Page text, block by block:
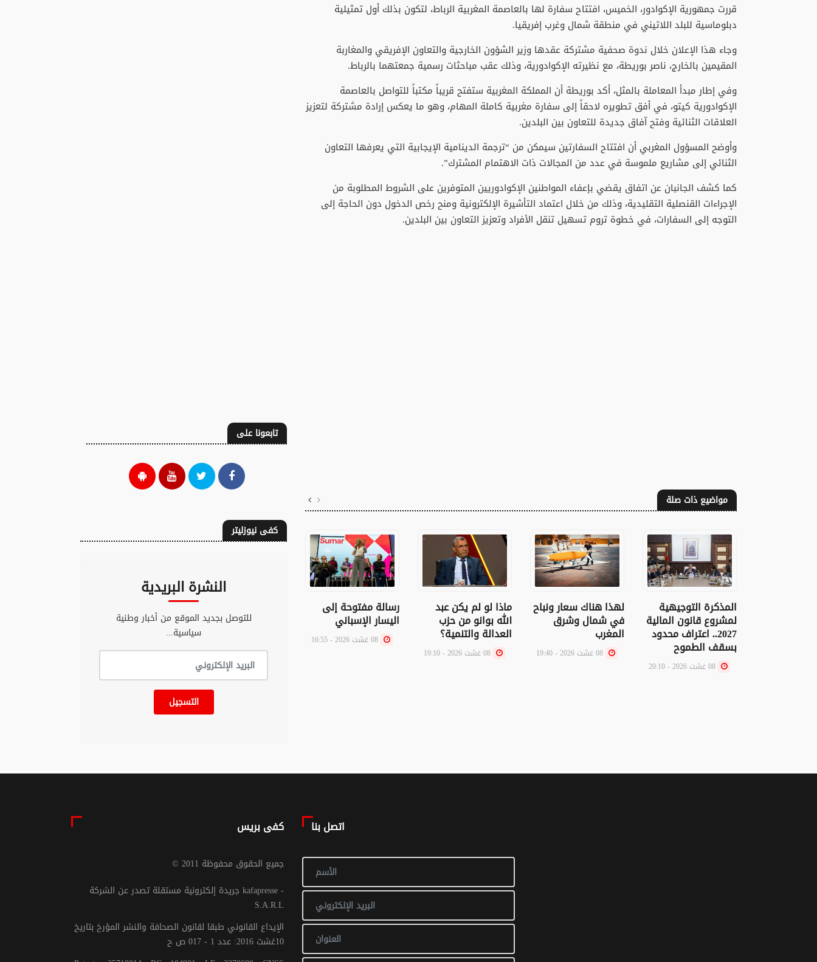
قررت جمهورية الإكوادور، الخميس، افتتاح سفارة لها بالعاصمة المغربية الرباط، لتكون بذلك أول تمثيلية
دبلوماسية للبلد اللاتيني في منطقة شمال وغرب إفريقيا.
وجاء هذا الإعلان خلال ندوة صحفية مشتركة عقدها وزير الشؤون الخارجية والتعاون الإفريقي والمغاربة
المقيمين بالخارج، ناصر بوريطة، مع نظيرته الإكوادورية، وذلك عقب مباحثات رسمية جمعتهما بالرباط.
وفي إطار مبدأ المعاملة بالمثل، أكد بوريطة أن المملكة المغربية ستفتح قريباً مكتباً للتواصل بالعاصمة
الإكوادورية كيتو، في أفق تطويره لاحقاً إلى سفارة مغربية كاملة المهام، وهو ما يعكس إرادة مشتركة لتعزيز
العلاقات الثنائية وفتح آفاق جديدة للتعاون بين البلدين.
وأوضح المسؤول المغربي أن افتتاح السفارتين سيمكن من “ترجمة الدينامية الإيجابية التي يعرفها التعاون
الثنائي إلى مشاريع ملموسة في عدد من المجالات ذات الاهتمام المشترك”.
كما كشف الجانبان عن اتفاق يقضي بإعفاء المواطنين الإكوادوريين المتوفرين على الشروط المطلوبة من
الإجراءات القنصلية التقليدية، وذلك من خلال اعتماد التأشيرة الإلكترونية ومنح رخص الدخول دون الحاجة إلى
التوجه إلى السفارات، في خطوة تروم تسهيل تنقل الأفراد وتعزيز التعاون بين البلدين.
مواضيع ذات صلة
المذكرة التوجيهية
لمشروع قانون المالية
2027.. اعتراف محدود
بسقف الطموح
لهذا هناك سعار ونباح
في شمال وشرق
المغرب
ماذا لو لم يكن عبد
الله بوانو من حزب
العدالة والتنمية؟
رسالة مفتوحة إلى
اليسار الإسباني أنه كان جائعاً؟
العجز التجاري للمغرب
درهم خلال النصف
الأول من 2026
تابعونا على
كفى نيوزليتر
النشرة البريدية
للتوصل بجديد الموقع من أخبار وطنية
سياسية...
التسجيل
كفى بريس
© جميع الحقوق محفوظة 2011
جريدة إلكترونية مستقلة تصدر عن الشركة kafapresse -
S.A.R.L
الإيداع القانوني طبقا لقانون الصحافة والنشر المؤرخ بتاريخ
10غشت 2016: عدد 1 - 017 ص ح
اتصل بنا